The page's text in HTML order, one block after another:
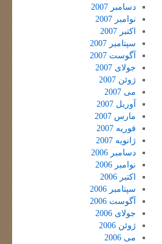
دسامبر 2007
نوامبر 2007
اکتبر 2007
سپتامبر 2007
آگوست 2007
جولای 2007
ژوئن 2007
می 2007
آوریل 2007
مارس 2007
فوریه 2007
ژانویه 2007
دسامبر 2006
نوامبر 2006
اکتبر 2006
سپتامبر 2006
آگوست 2006
جولای 2006
ژوئن 2006
می 2006